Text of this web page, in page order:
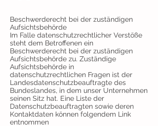
Beschwerderecht bei der zuständigen
Aufsichtsbehörde
Im Falle datenschutzrechtlicher Verstöße
steht dem Betroffenen ein
Beschwerderecht bei der zuständigen
Aufsichtsbehörde zu. Zuständige
Aufsichtsbehörde in
datenschutzrechtlichen Fragen ist der
Landesdatenschutzbeauftragte des
Bundeslandes, in dem unser Unternehmen
seinen Sitz hat. Eine Liste der
Datenschutzbeauftragten sowie deren
Kontaktdaten können folgendem Link
entnommen